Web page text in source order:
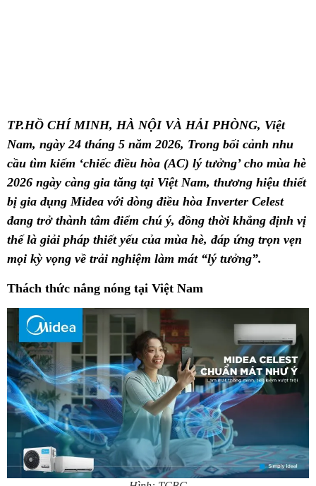
TP.HỒ CHÍ MINH, HÀ NỘI VÀ HẢI PHÒNG, Việt
Nam, ngày 24 tháng 5 năm 2026, Trong bối cảnh nhu
cầu tìm kiếm ‘chiếc điều hòa (AC) lý tưởng’ cho mùa hè
2026 ngày càng gia tăng tại Việt Nam, thương hiệu thiết
bị gia dụng Midea với dòng điều hòa Inverter Celest
đang trở thành tâm điểm chú ý, đồng thời khẳng định vị
thế là giải pháp thiết yếu của mùa hè, đáp ứng trọn vẹn
mọi kỳ vọng về trải nghiệm làm mát “lý tưởng”.
Thách thức nắng nóng tại Việt Nam